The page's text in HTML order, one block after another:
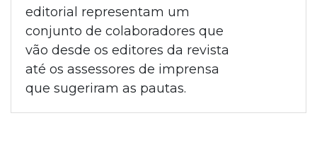
editorial representam um
conjunto de colaboradores que
vão desde os editores da revista
até os assessores de imprensa
que sugeriram as pautas.